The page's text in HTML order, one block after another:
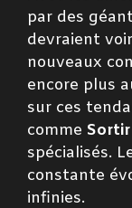
par des
devraient
nouveaux
encore plus
sur ces
comme
spécialisés.
constante
infinies.